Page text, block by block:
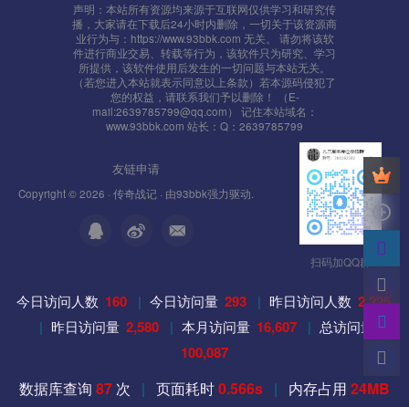
声明：本站所有资源均来源于互联网仅供学习和研究传
播，大家请在下载后24小时内删除，一切关于该资源商
业行为与：https://www.93bbk.com 无关。 请勿将该软
件进行商业交易、转载等行为，该软件只为研究、学习
所提供，该软件使用后发生的一切问题与本站无关。
（若您进入本站就表示同意以上条款）若本源码侵犯了
您的权益，请联系我们予以删除！ （E-
mail:2639785799@qq.com） 记住本站域名：
www.93bbk.com 站长：Q：2639785799
友链申请
Copyright © 2026 · 传奇战记 · 由93bbk强力驱动.
扫码加QQ群
今日访问人数 160 | 今日访问量 293 | 昨日访问人数 2,225
| 昨日访问量 2,580 | 本月访问量 16,607 | 总访问量
100,087
数据库查询 87 次 | 页面耗时0.566s | 内存占用 24MB